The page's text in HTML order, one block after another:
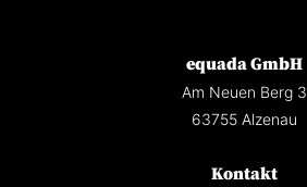
equada GmbH
Am Neuen Berg 3
63755 Alzenau
Kontakt